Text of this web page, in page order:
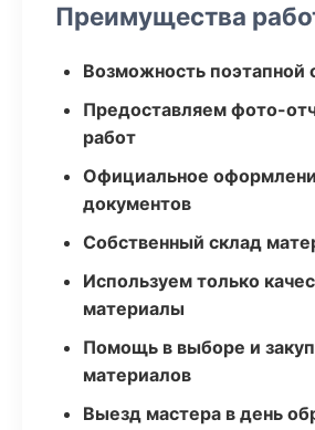
Преимущества
Возможность поэтапной
Предоставляем фото-
работ
Официальное
документов
Собственный склад
Используем только
материалы
Помощь в выборе и
материалов
Выезд мастера в день